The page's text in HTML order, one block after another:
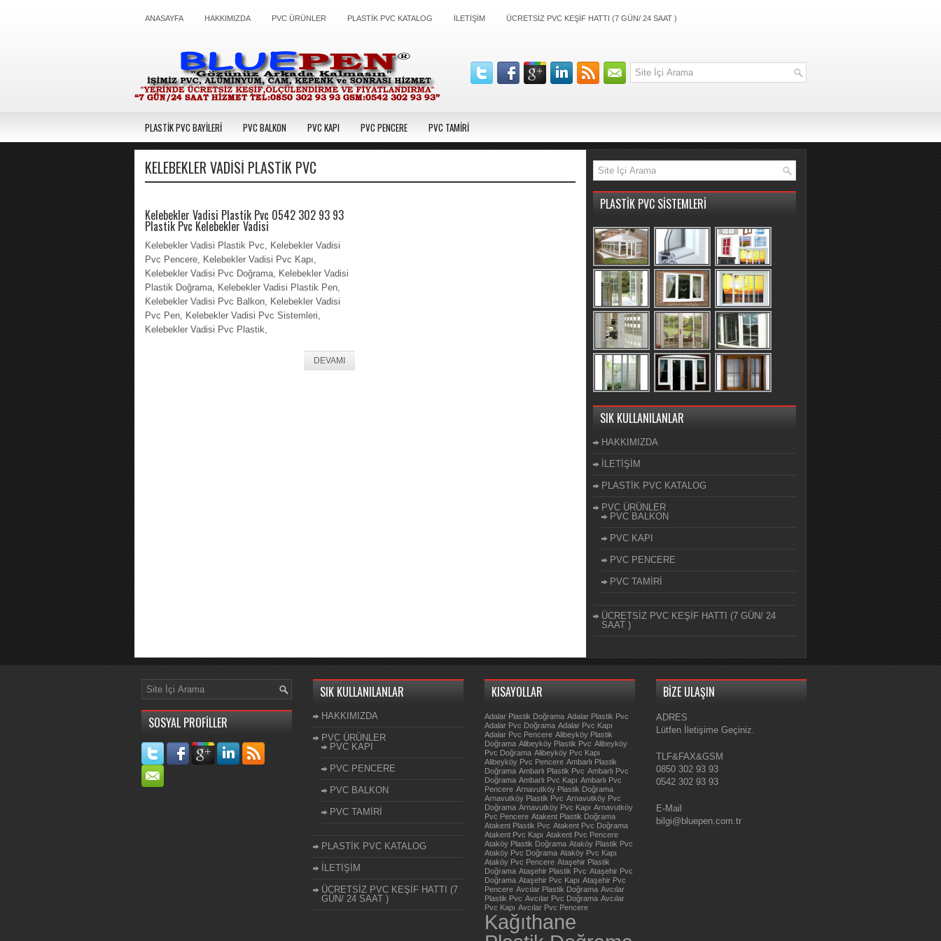
ANASAYFA HAKKIMIZDA PVC ÜRÜNLER PLASTİK PVC KATALOG İLETİŞİM ÜCRETSİZ PVC KEŞİF HATTI (7 GÜN/ 24 SAAT )
PLASTİK PVC BAYİLERİ PVC BALKON PVC KAPI PVC PENCERE PVC TAMİRİ
KELEBEKLER VADISI PLASTIK PVC
Kelebekler Vadisi Plastik Pvc 0542 302 93 93
Plastik Pvc Kelebekler Vadisi
Kelebekler Vadisi Plastik Pvc, Kelebekler Vadisi
Pvc Pencere, Kelebekler Vadisi Pvc Kapı,
Kelebekler Vadisi Pvc Doğrama, Kelebekler Vadisi
Plastik Doğrama, Kelebekler Vadisi Plastik Pen,
Kelebekler Vadisi Pvc Balkon, Kelebekler Vadisi
Pvc Pen, Kelebekler Vadisi Pvc Sistemleri,
Kelebekler Vadisi Pvc Plastik,
DEVAMI
PLASTİK PVC SİSTEMLERİ
SIK KULLANILANLAR
HAKKIMIZDA
İLETİŞİM
PLASTİK PVC KATALOG
PVC ÜRÜNLER
PVC BALKON
PVC KAPI
PVC PENCERE
PVC TAMİRİ
ÜCRETSİZ PVC KEŞİF HATTI (7 GÜN/ 24
SAAT )
SOSYAL PROFİLLER
SIK KULLANILANLAR
HAKKIMIZDA
PVC ÜRÜNLER
PVC KAPI
PVC PENCERE
PVC BALKON
PVC TAMİRİ
PLASTİK PVC KATALOG
İLETİŞİM
ÜCRETSİZ PVC KEŞİF HATTI (7
GÜN/ 24 SAAT )
KISAYOLLAR
Adalar Plastik Doğrama Adalar Plastik Pvc
Adalar Pvc Doğrama Adalar Pvc Kapı
Adalar Pvc Pencere Alibeyköy Plastik
Doğrama Alibeyköy Plastik Pvc Alibeyköy
Pvc Doğrama Alibeyköy Pvc Kapı
Alibeyköy Pvc Pencere Ambarlı Plastik
Doğrama Ambarlı Plastik Pvc Ambarlı Pvc
Doğrama Ambarlı Pvc Kapı Ambarlı Pvc
Pencere Arnavutköy Plastik Doğrama
Arnavutköy Plastik Pvc Arnavutköy Pvc
Doğrama Arnavutköy Pvc Kapı Arnavutköy
Pvc Pencere Atakent Plastik Doğrama
Atakent Plastik Pvc Atakent Pvc Doğrama
Atakent Pvc Kapı Atakent Pvc Pencere
Ataköy Plastik Doğrama Ataköy Plastik Pvc
Ataköy Pvc Doğrama Ataköy Pvc Kapı
Ataköy Pvc Pencere Ataşehir Plastik
Doğrama Ataşehir Plastik Pvc Ataşehir Pvc
Doğrama Ataşehir Pvc Kapı Ataşehir Pvc
Pencere Avcılar Plastik Doğrama Avcılar
Plastik Pvc Avcılar Pvc Doğrama Avcılar
Pvc Kapı Avcılar Pvc Pencere
Kağıthane
BİZE ULAŞIN
ADRES
Lütfen İletişime Geçiniz.
TLF&FAX&GSM
0850 302 93 93
0542 302 93 93
E-Mail
bilgi@bluepen.com.tr